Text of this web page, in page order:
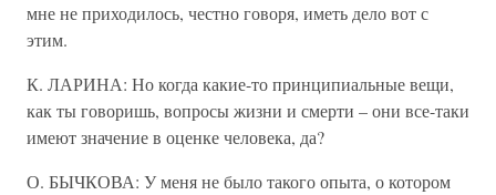
мне не приходилось, честно говоря, иметь дело вот с
этим.
К. ЛАРИНА: Но когда какие-то принципиальные вещи,
как ты говоришь, вопросы жизни и смерти – они все-таки
имеют значение в оценке человека, да?
О. БЫЧКОВА: У меня не было такого опыта, о котором